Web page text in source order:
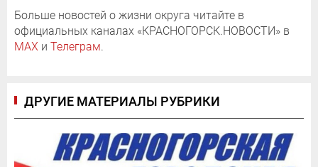
Больше новостей о жизни округа читайте в
официальных каналах «КРАСНОГОРСК.НОВОСТИ» в
MAX и Телеграм.
ДРУГИЕ МАТЕРИАЛЫ РУБРИКИ